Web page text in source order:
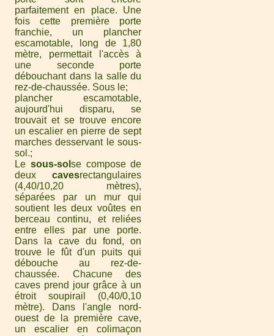
parfaitement en place. Une
fois cette première porte
franchie, un plancher
escamotable, long de 1,80
mètre, permettait l'accès à
une seconde porte
débouchant dans la salle du
rez-de-chaussée. Sous le
plancher escamotable,
aujourd'hui disparu, se
trouvait et se trouve encore
un escalier en pierre de sept
marches desservant le sous-
sol.
Le sous-sol se compose de
deuxcavesrectangulaires
(4,40/10,20 mètres),
séparées par un mur qui
soutient les deux voûtes en
berceau continu, et reliées
entre elles par une porte.
Dans la cave du fond, on
trouve le fût d'un puits qui
débouche au rez-de-
chaussée. Chacune des
caves prend jour grâce à un
étroit soupirail (0,40/0,10
mètre). Dans l'angle nord-
ouest de la première cave,
un escalier en colimaçon